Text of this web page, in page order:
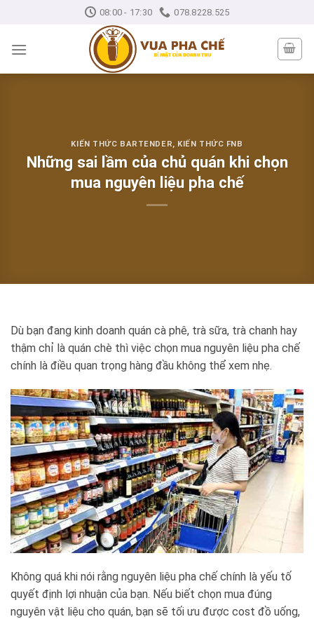
content
08:00 - 17:30 078.8228.525
KIẾN THỨC BARTENDER, KIẾN THỨC FNB
Những sai lầm của chủ quán khi chọn
mua nguyên liệu pha chế
Dù bạn đang kinh doanh quán cà phê, trà sữa, trà chanh hay
thậm chỉ là quán chè thì việc chọn mua nguyên liệu pha chế
chính là điều quan trọng hàng đầu không thể xem nhẹ.
Không quá khi nói rằng nguyên liệu pha chế chính là yếu tố
quyết định lợi nhuận của bạn. Nếu biết chọn mua đúng
nguyên vật liệu cho quán, bạn sẽ tối ưu được cost đồ uống,